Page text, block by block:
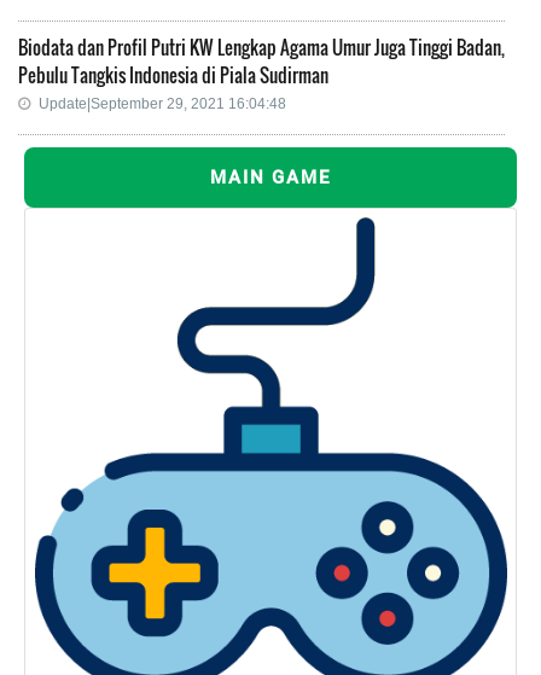
Biodata dan Profil Putri KW Lengkap Agama Umur Juga Tinggi Badan,
Pebulu Tangkis Indonesia di Piala Sudirman
Update|September 29, 2021 16:04:48
MAIN GAME